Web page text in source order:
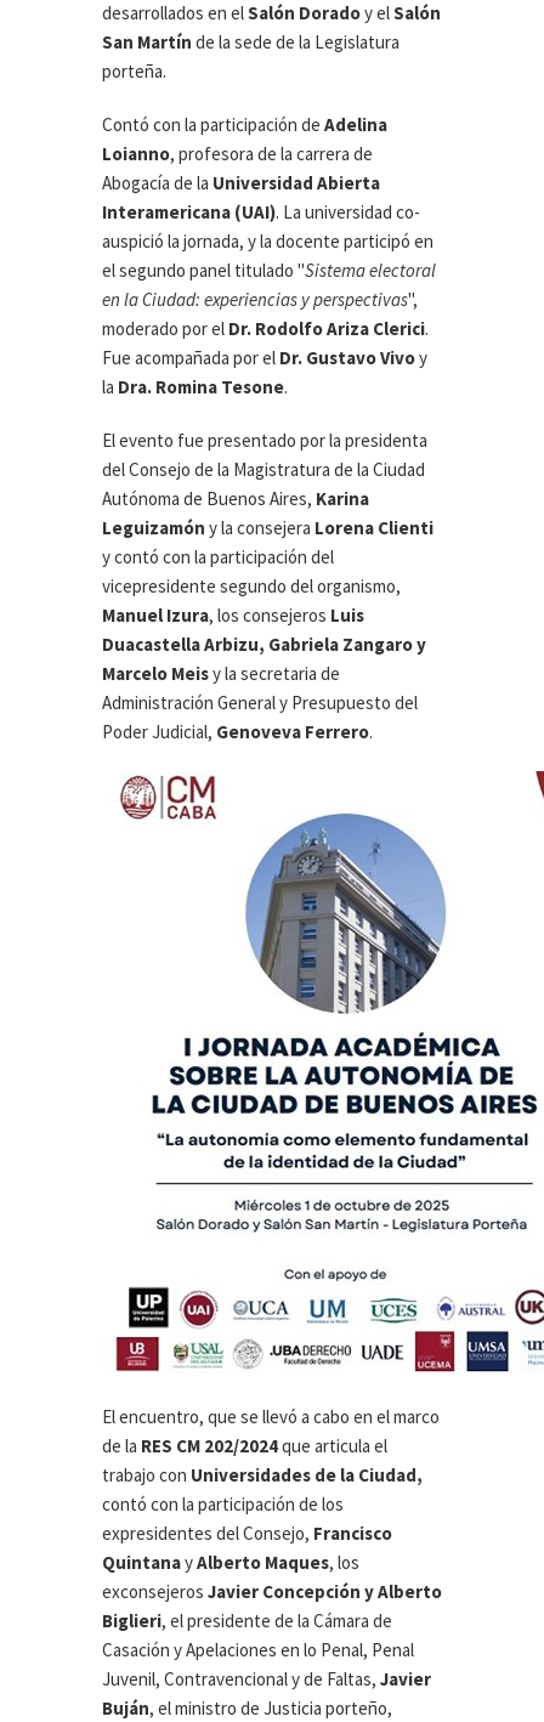
desarrollados en elSalón Doradoy elSalón
San Martín de la sede de la Legislatura
porteña.
Contó con la participación de Adelina
Loianno, profesora de la carrera de
Abogacía de la Universidad Abierta
Interamericana (UAI). La universidad co-
auspició la jornada, y la docente participó en
el segundo panel titulado "Sistema electoral
en la Ciudad: experiencias y perspectivas",
moderado por el Dr. Rodolfo Ariza Clerici.
Fue acompañada por el Dr. Gustavo Vivoy
la Dra. Romina Tesone.
El evento fue presentado por la presidenta
del Consejo de la Magistratura de la Ciudad
Autónoma de Buenos Aires, Karina
Leguizamón y la consejera Lorena Clienti
y contó con la participación del
vicepresidente segundo del organismo,
Manuel Izura, los consejeros Luis
Duacastella Arbizu, Gabriela Zangaro y
Marcelo Meisy la secretaria de
Administración General y Presupuesto del
Poder Judicial, Genoveva Ferrero.
El encuentro, que se llevó a cabo en el marco
de la RES CM 202/2024que articula el
trabajo con Universidades de la Ciudad,
contó con la participación de los
expresidentes del Consejo, Francisco
QuintanayAlberto Maques, los
exconsejeros Javier Concepción y Alberto
Biglieri, el presidente de la Cámara de
Casación y Apelaciones en lo Penal, Penal
Juvenil, Contravencional y de Faltas, Javier
Buján, el ministro de Justicia porteño,